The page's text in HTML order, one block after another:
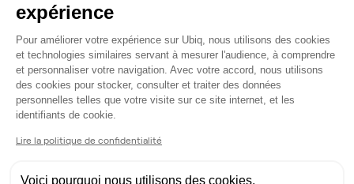
4
Dispo
Open Space • 2ème étage
199 €par poste par mois
expérience
Plateforme de Gestion du
Pour améliorer votre expérience sur Ubiq, nous utilisons des cookies
et technologies similaires servant à mesurer l'audience, à comprendre
et personnaliser votre navigation. Avec votre accord, nous utilisons
des cookies pour stocker, consulter et traiter des données
personnelles telles que votre visite sur ce site internet, et les
identifiants de cookie.
Lire la politique de confidentialité
Voici pourquoi nous utilisons des cookies.